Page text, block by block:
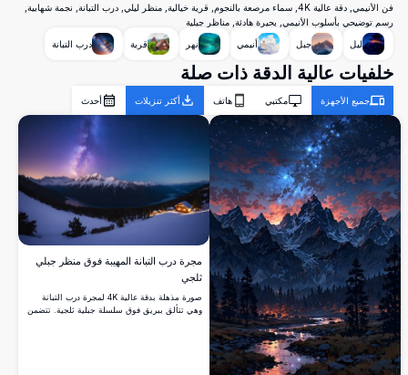
فن الأنيمي, دقة عالية 4K, سماء مرصعة بالنجوم, قرية خيالية, منظر ليلي, درب التبانة, نجمة شهابية,
رسم توضيحي بأسلوب الأنيمي, بحيرة هادئة, مناظر جبلية
ليل
جبل أنيمي نهر قرية درب التبانة
خلفيات عالية الدقة ذات صلة
جميع الأجهزة مكتبي هاتف أكثر تنزيلات أحدث
مجرة درب التبانة المهيبة فوق منظر جبلي
ثلجي
صورة مذهلة بدقة عالية 4K لمجرة درب التبانة
وهي تتألق ببريق فوق سلسلة جبلية ثلجية. تتضمن